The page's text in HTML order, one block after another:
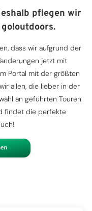
pflegen wir
dass wir aufgrund der
jetzt mit
Portal mit der größten
allen, die lieber in der
an geführten Touren
findet die perfekte